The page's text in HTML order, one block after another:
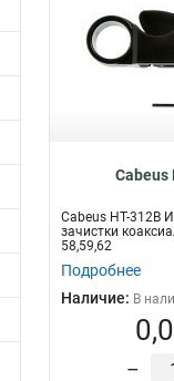
Cabeus
Cabeus HT-312B
зачистки
58,59,62
Подробнее
Наличие: В
–